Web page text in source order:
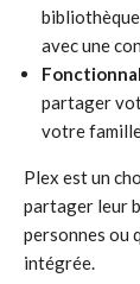
avec une
partager
votre
Plex est un
partager leur
personnes ou
intégrée.